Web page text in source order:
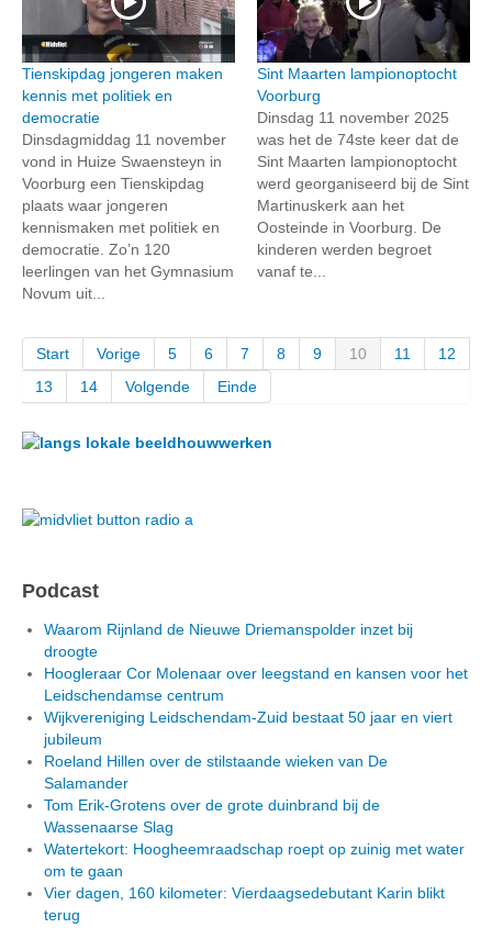
Tienskipdag jongeren maken
kennis met politiek en
democratie
Dinsdagmiddag 11 november
vond in Huize Swaensteyn in
Voorburg een Tienskipdag
plaats waar jongeren
kennismaken met politiek en
democratie. Zo’n 120
leerlingen van het Gymnasium
Novum uit...
Sint Maarten lampionoptocht
Voorburg
Dinsdag 11 november 2025
was het de 74ste keer dat de
Sint Maarten lampionoptocht
werd georganiseerd bij de Sint
Martinuskerk aan het
Oosteinde in Voorburg. De
kinderen werden begroet
vanaf te...
Start Vorige 5 6 7 8 9 10 11
12
13
14 Volgende Einde
Podcast
Waarom Rijnland de Nieuwe Driemanspolder inzet bij
droogte
Hoogleraar Cor Molenaar over leegstand en kansen voor het
Leidschendamse centrum
Wijkvereniging Leidschendam-Zuid bestaat 50 jaar en viert
jubileum
Roeland Hillen over de stilstaande wieken van De
Salamander
Tom Erik-Grotens over de grote duinbrand bij de
Wassenaarse Slag
Watertekort: Hoogheemraadschap roept op zuinig met water
om te gaan
Vier dagen, 160 kilometer: Vierdaagsedebutant Karin blikt
terug